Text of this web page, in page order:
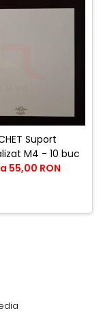
Suport
M4 - 10 buc
55,00 RON